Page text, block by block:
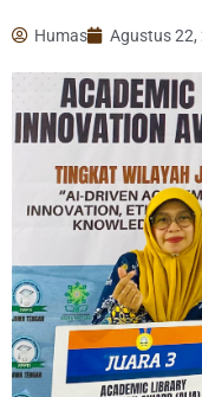
Humas Agustus 22,